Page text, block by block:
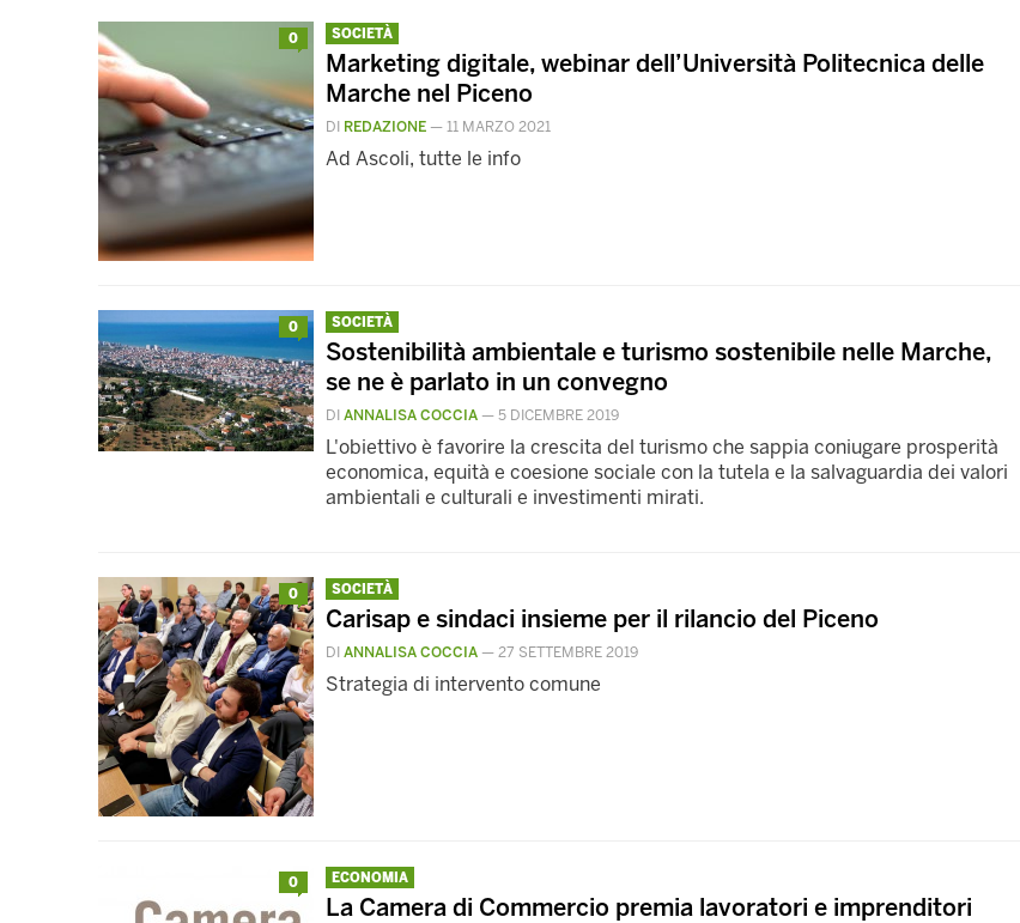
0 SOCIETÀ
Marketing digitale, webinar dell’Università Politecnica delle
Marche nel Piceno
DI REDAZIONE — 11 MARZO 2021
Ad Ascoli, tutte le info
0 SOCIETÀ
Sostenibilità ambientale e turismo sostenibile nelle Marche,
se ne è parlato in un convegno
DI ANNALISA COCCIA — 5 DICEMBRE 2019
L'obiettivo è favorire la crescita del turismo che sappia coniugare prosperità
economica, equità e coesione sociale con la tutela e la salvaguardia dei valori
ambientali e culturali e investimenti mirati.
0 SOCIETÀ
Carisap e sindaci insieme per il rilancio del Piceno
DI ANNALISA COCCIA — 27 SETTEMBRE 2019
Strategia di intervento comune
0 ECONOMIA
La Camera di Commercio premia lavoratori e imprenditori